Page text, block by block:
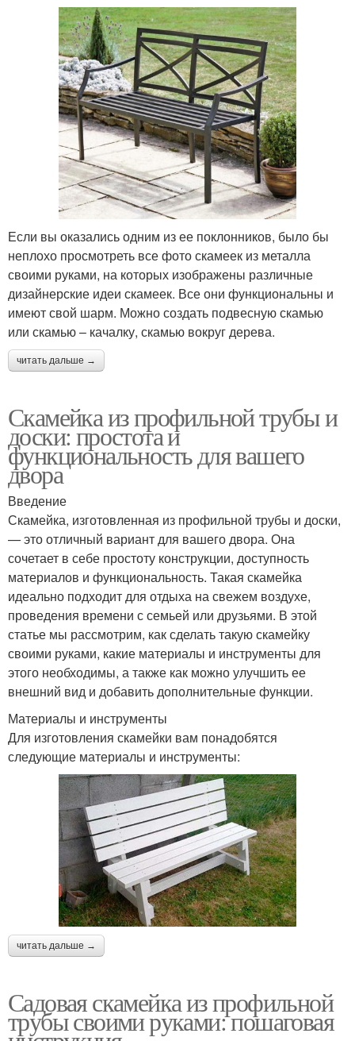
Если вы оказались одним из ее поклонников, было бы
неплохо просмотреть все фото скамеек из металла
своими руками, на которых изображены различные
дизайнерские идеи скамеек. Все они функциональны и
имеют свой шарм. Можно создать подвесную скамью
или скамью – качалку, скамью вокруг дерева.
читать дальше →
Скамейка из профильной трубы и
доски: простота и
функциональность для вашего
двора
Введение
Скамейка, изготовленная из профильной трубы и доски,
— это отличный вариант для вашего двора. Она
сочетает в себе простоту конструкции, доступность
материалов и функциональность. Такая скамейка
идеально подходит для отдыха на свежем воздухе,
проведения времени с семьей или друзьями. В этой
статье мы рассмотрим, как сделать такую скамейку
своими руками, какие материалы и инструменты для
этого необходимы, а также как можно улучшить ее
внешний вид и добавить дополнительные функции.
Материалы и инструменты
Для изготовления скамейки вам понадобятся
следующие материалы и инструменты:
читать дальше →
Садовая скамейка из профильной
трубы своими руками: пошаговая